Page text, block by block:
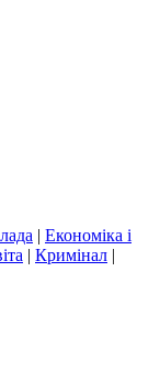
| Економіка і
| Кримінал |